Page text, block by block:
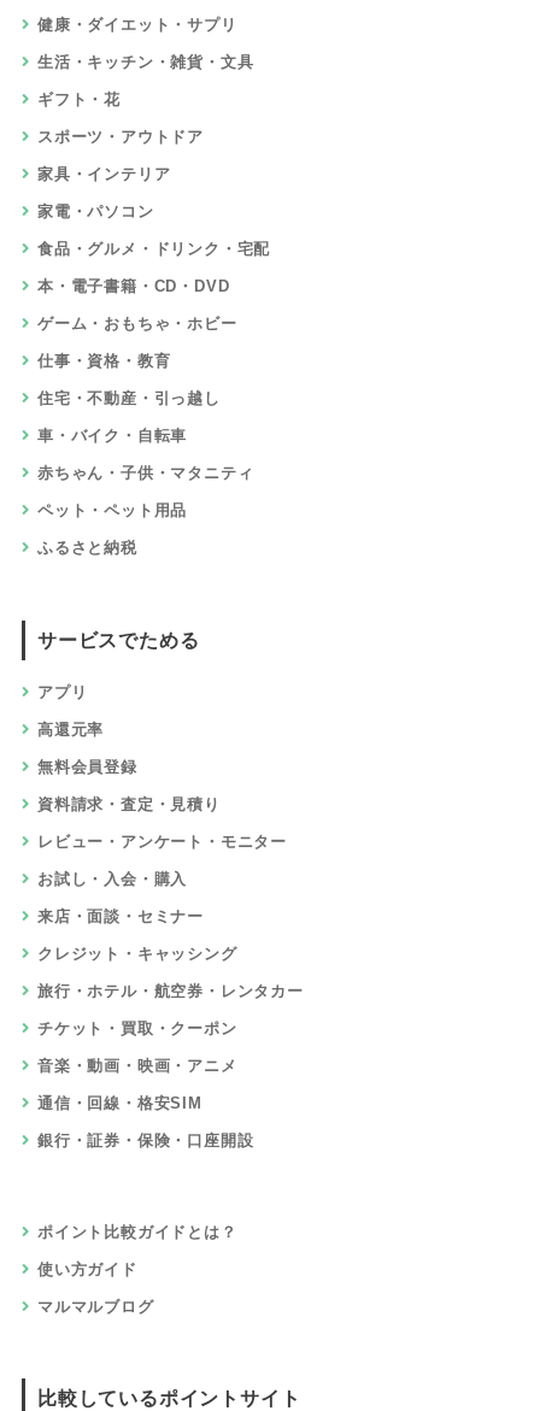
健康・ダイエット・サプリ
生活・キッチン・雑貨・文具
ギフト・花
スポーツ・アウトドア
家具・インテリア
家電・パソコン
食品・グルメ・ドリンク・宅配
本・電子書籍・CD・DVD
ゲーム・おもちゃ・ホビー
仕事・資格・教育
住宅・不動産・引っ越し
車・バイク・自転車
赤ちゃん・子供・マタニティ
ペット・ペット用品
ふるさと納税
サービスでためる
アプリ
高還元率
無料会員登録
資料請求・査定・見積り
レビュー・アンケート・モニター
お試し・入会・購入
来店・面談・セミナー
クレジット・キャッシング
旅行・ホテル・航空券・レンタカー
チケット・買取・クーポン
音楽・動画・映画・アニメ
通信・回線・格安SIM
銀行・証券・保険・口座開設
ポイント比較ガイドとは？
使い方ガイド
マルマルブログ
比較しているポイントサイト